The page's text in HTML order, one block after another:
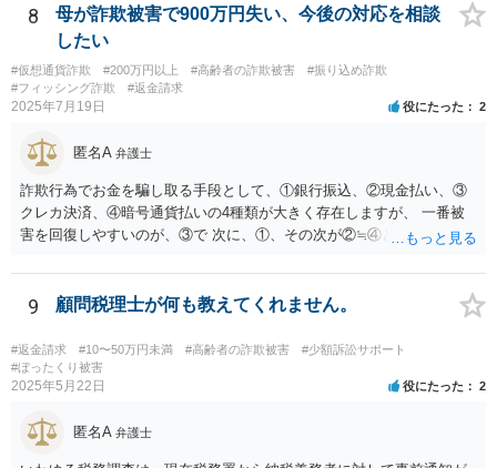
成年後見の場合、本人自ら借金やキャッシングはできません。保佐の
場合、本人のために選任される保佐人の同意なく、借金やキャッシン
グはできず、同意なしにこれらを行った場合、保佐人は取り消すこと
ができます。補助の場合も借金やキャッシングを同意事項に設定で
き、保佐の場合と同様の対応が可能です。 裁判所のサイトで制度案
いの地域の弁護士会や法テラス等でご相談になられてみてください。
【参考】成年後見制度について（裁判所サイト） https://www.courts.g
o.jp/saiban/koukenp/koukenp1/index.html
8
母が詐欺被害で900万円失い、今後の対応を相談
したい
#仮想通貨詐欺 #200万円以上 #高齢者の詐欺被害
#振り込め詐欺
#フィッシング詐欺
#返金請求
2025年7月19日 役にたった 2
匿名A 弁護士
詐欺行為でお金を騙し取る手段として、①銀行振込、②現金払い、③
クレカ決済、④暗号通貨払いの4種類が大きく存在しますが、 一番被
害を回復しやすいのが、③で 次に、①、その次が②≒④となります。
いたことがないのが実情です。 現在、できる手段はすでに回答したこ
と以外にほぼないと思いますが、一度、弁護士会の消費者系に関する
事案の取り扱いのある法律相談の予約を取られて一度相談を受けられ
てみてください。
9 顧問税理士が何も教えてくれません。
#返金請求 #10〜50万円未満 #高齢者の詐欺被害
#少額訴訟サポート
#ぼったくり被害
2025年5月22日 役にたった 2
匿名A 弁護士